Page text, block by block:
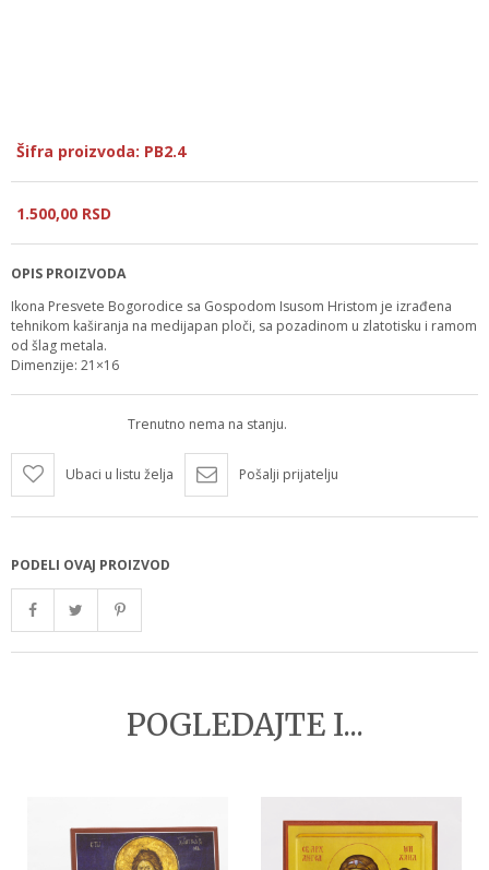
Šifra proizvoda: PB2.4
1.500,00 RSD
OPIS PROIZVODA
Ikona Presvete Bogorodice sa Gospodom Isusom Hristom je izrađena
tehnikom kaširanja na medijapan ploči, sa pozadinom u zlatotisku i ramom
od šlag metala.
Dimenzije: 21×16
Trenutno nema na stanju.
Ubaci u listu želja Pošalji prijatelju
PODELI OVAJ PROIZVOD
POGLEDAJTE I...